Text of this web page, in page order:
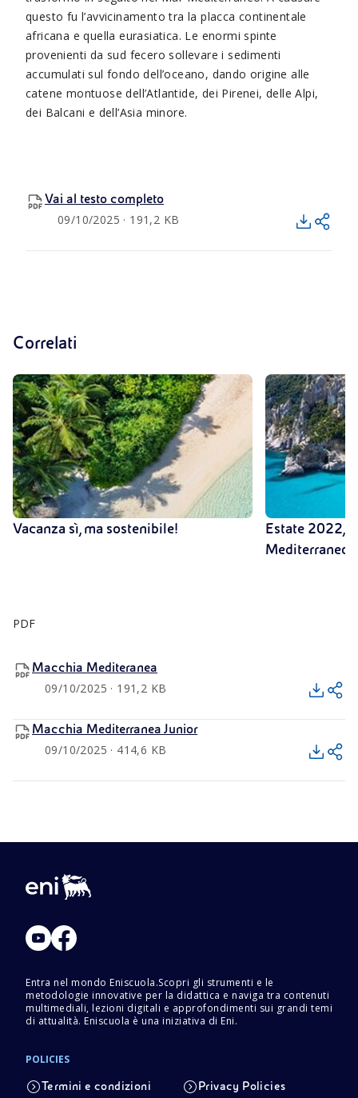
questo fu l’avvicinamento tra la placca continentale
africana e quella eurasiatica. Le enormi spinte
provenienti da sud fecero sollevare i sedimenti
accumulati sul fondo dell’oceano, dando origine alle
catene montuose dell’Atlantide, dei Pirenei, delle Alpi,
dei Balcani e dell’Asia minore.
Vai al testo completo
09/10/2025 · 191,2 KB
Correlati
Vacanza sì, ma sostenibile!
Estate 2022,
Mediterraneo
PDF
Macchia Mediteranea
09/10/2025 · 191,2 KB
Macchia Mediterranea Junior
09/10/2025 · 414,6 KB
Entra nel mondo Eniscuola.Scopri gli strumenti e le
metodologie innovative per la didattica e naviga tra contenuti
multimediali, lezioni digitali e approfondimenti sui grandi temi
di attualità. Eniscuola è una iniziativa di Eni.
POLICIES
Termini e condizioni Privacy Policies